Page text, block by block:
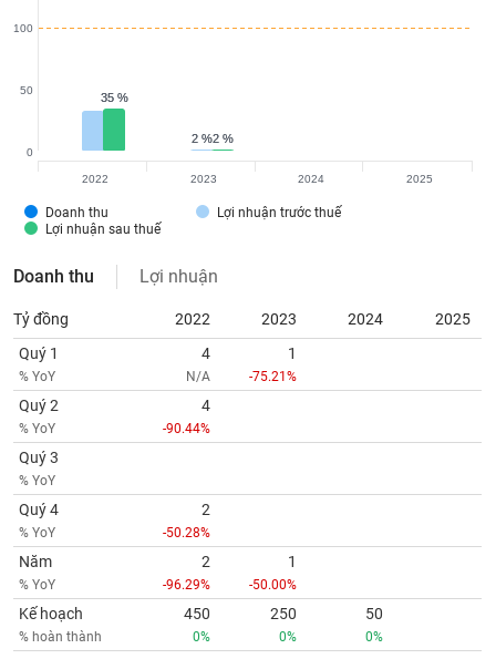
2 %
2 %
35 %
35 %
2 %
2 %
Doanh thu
Lợi nhuận trước thuế
Lợi nhuận sau thuế
0
50
100
2022 2023 2024 2025
Doanh thu Lợi nhuận
Tỷ đồng 2022 2023 2024
2025
Quý 1
% YoY
4
N/A
1
-75.21%
Quý 2
% YoY
4
-90.44%
Quý 3
% YoY
Quý 4
% YoY
2
-50.28%
Năm
% YoY
2
-96.29%
1
-50.00%
Kế hoạch
% hoàn thành
450
0%
250
0%
50
0%